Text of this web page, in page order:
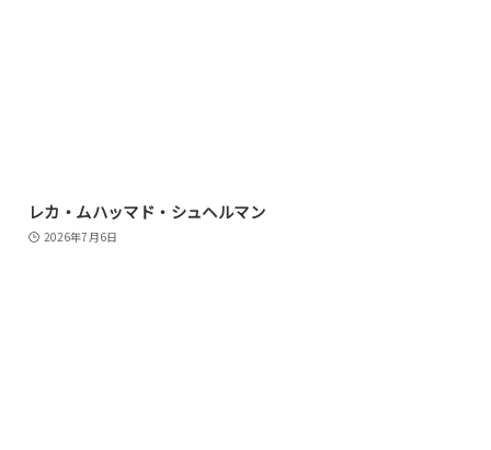
レカ・ムハッマド・シュヘルマン
2026年7月6日